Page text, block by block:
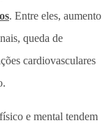
. Entre eles, aumento
queda de
cardiovasculares
e mental tendem